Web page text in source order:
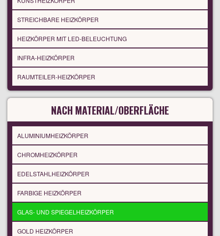
STREICHBARE HEIZKÖRPER
HEIZKÖRPER MIT LED-BELEUCHTUNG
INFRA-HEIZKÖRPER
RAUMTEILER-HEIZKÖRPER
NACH MATERIAL/OBERFLÄCHE
ALUMINIUMHEIZKÖRPER
CHROMHEIZKÖRPER
EDELSTAHLHEIZKÖRPER
FARBIGE HEIZKÖRPER
GLAS- UND SPIEGELHEIZKÖRPER
GOLD HEIZKÖRPER